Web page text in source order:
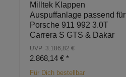
Milltek Klappen
Auspuffanlage passend für
Porsche 911 992 3.0T
Carrera S GTS & Dakar
UVP: 3.186,82 €
2.868,14 € *
Für Dich bestellbar